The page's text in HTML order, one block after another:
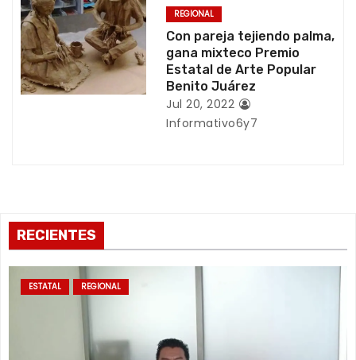
d
a
s
REGIONAL
Con pareja tejiendo palma,
gana mixteco Premio
Estatal de Arte Popular
Benito Juárez
Jul 20, 2022
Informativo6y7
RECIENTES
ESTATAL REGIONAL